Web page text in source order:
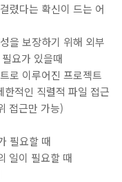
렸다는 확신이 드는 어
을 보장하기 위해 외부
요가 있을때
로 이루어진 프로젝트
적인 직렬적 파일 접근
접근만 가능)
필요할 때
일이 필요할 때